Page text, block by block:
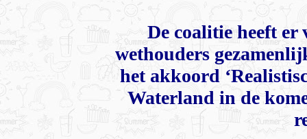
De coalitie heeft
wethouders
het akkoord
Waterland in de